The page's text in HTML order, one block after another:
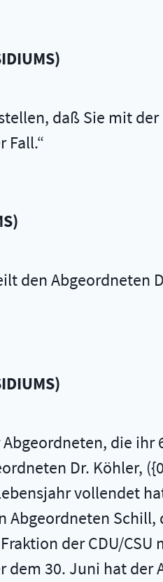
)
daß Sie mit
Fall.
)
den Abgeordneten
)
die
Dr. Köhler,
vollendet
der CDU/
30. Juni hat der